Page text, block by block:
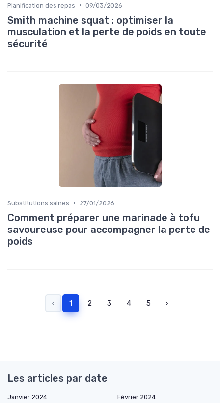
Planification des repas • 09/03/2026
Smith machine squat : optimiser la
musculation et la perte de poids en toute
sécurité
Substitutions saines • 27/01/2026
Comment préparer une marinade à tofu
savoureuse pour accompagner la perte de
poids
‹ 1 2 3 4 5 ›
Les articles par date
Janvier 2024
Février 2024